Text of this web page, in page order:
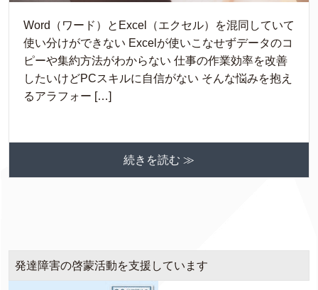
Word（ワード）とExcel（エクセル）を混同していて
使い分けができない Excelが使いこなせずデータのコ
ピーや集約方法がわからない 仕事の作業効率を改善
したいけどPCスキルに自信がない そんな悩みを抱え
るアラフォー […]
続きを読む ≫
発達障害の啓蒙活動を支援しています